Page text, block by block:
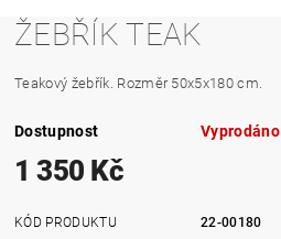
ŽEBŘÍK TEAK
Teakový žebřík. Rozměr 50x5x180 cm.
Dostupnost Vyprodáno
1 350 Kč
KÓD PRODUKTU
22-00180